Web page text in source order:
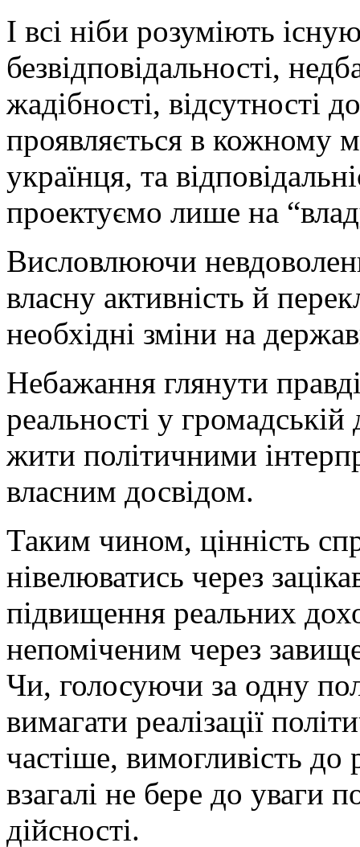
І всі ніби розуміють
безвідповідальності,
жадібності, відсутності
проявляється в кожному
українця, та
проектуємо лише на
Висловлюючи
власну активність й
необхідні зміни на
Небажання глянути
реальності у
жити політичними
власним досвідом.
Таким чином, цінність
нівелюватись через
підвищення реальних
непоміченим через
Чи, голосуючи за одну
вимагати реалізації
частіше, вимогливість до
взагалі не бере до уваги
дійсності.